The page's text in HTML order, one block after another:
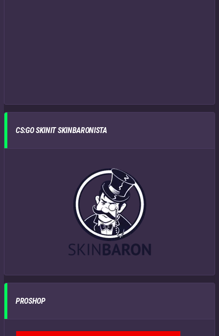
CS:GO SKINIT SKINBARONISTA
PROSHOP